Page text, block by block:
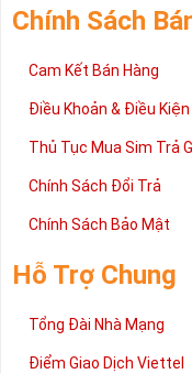
Chính Sách
Cam Kết Bán Hàng
Điều Khoản & Điều Kiện
Thủ Tục Mua Sim Trả
Chính Sách Đổi Trả
Chính Sách Bảo Mật
Hỗ Trợ Chung
Tổng Đài Nhà Mạng
Điểm Giao Dịch Viettel